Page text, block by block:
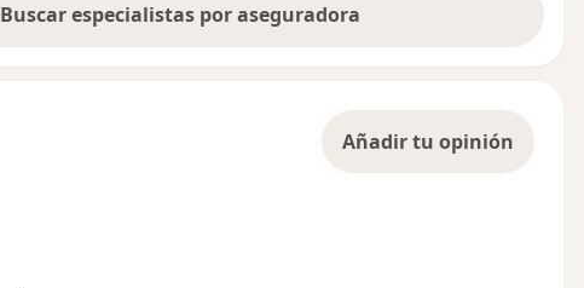
Buscar especialistas por aseguradora
Añadir tu opinión